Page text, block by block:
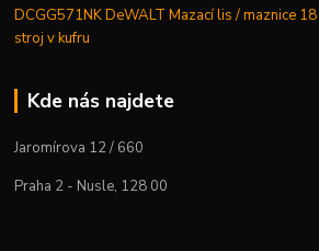
DCGG571NK DeWALT Mazací lis / maznice
stroj v kufru
Kde nás najdete
Jaromírova 12 / 660
Praha 2 - Nusle, 128 00